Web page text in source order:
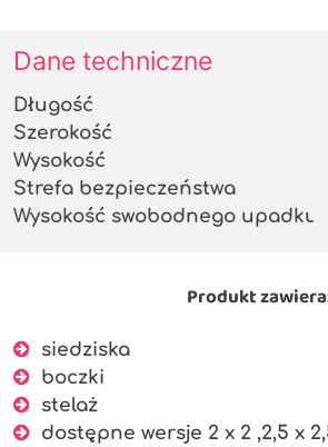
Dane techniczne
Długość
Szerokość
Wysokość
Strefa bezpieczeństwa
Wysokość swobodnego upadku
Produkt
siedziska
boczki
stelaż
dostępne wersje 2 x 2 ,2,5 x